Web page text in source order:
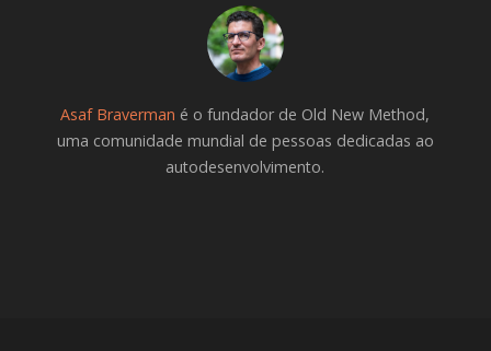
Asaf Braverman é o fundador de Old New Method,
uma comunidade mundial de pessoas dedicadas ao
autodesenvolvimento.